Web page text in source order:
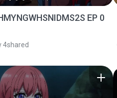
EP 0
4shared